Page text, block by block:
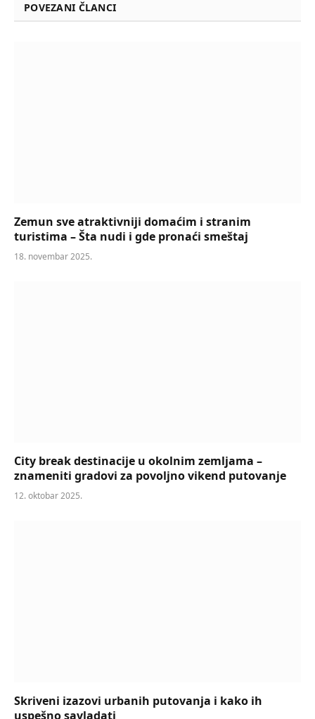
POVEZANI ČLANCI
Zemun sve atraktivniji domaćim i stranim
turistima – Šta nudi i gde pronaći smeštaj
18. novembar 2025.
City break destinacije u okolnim zemljama –
znameniti gradovi za povoljno vikend putovanje
12. oktobar 2025.
Skriveni izazovi urbanih putovanja i kako ih
uspešno savladati